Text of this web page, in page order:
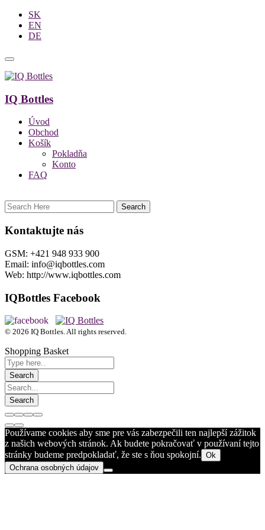
SK
EN
DE
IQ Bottles
Úvod
Obchod
Košík
Pokladňa
Konto
FAQ
Kontaktujte nás
GSM: +421 948 933 900
Email: info@iqbottles.com
Web: http://www.iqbottles.com
IQBottles Facebook
© 2026 IQ Bottles. All rights reserved.
Shopping Basket
Používame cookies aby sme pre vás zabezpečili ten najlepší zážitok
z našich webových stránok. Ak budete pokračovať v používaní tejto
stránky budeme predpokladať, že ste s ňou spokojní. Ok
Ochrana osobných údajov